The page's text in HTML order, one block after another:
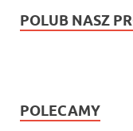
POLUB NASZ
POLECAMY